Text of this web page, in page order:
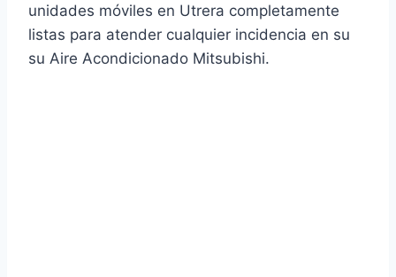
unidades móviles en Utrera completamente
listas para atender cualquier incidencia en su
su Aire Acondicionado Mitsubishi.